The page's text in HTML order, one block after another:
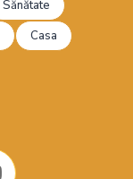
Sănătate
Casa